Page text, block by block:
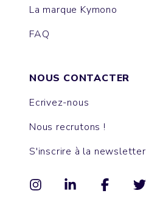
La marque Kymono
FAQ
NOUS CONTACTER
Ecrivez-nous
Nous recrutons !
S'inscrire à la newsletter